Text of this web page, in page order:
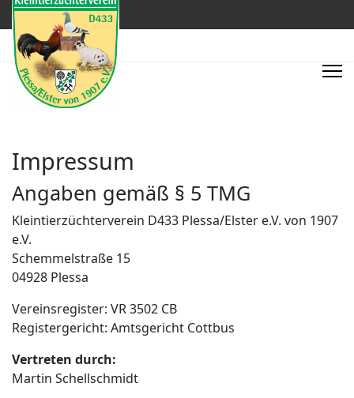
Impressum
Angaben gemäß § 5 TMG
Kleintierzüchterverein D433 Plessa/Elster e.V. von 1907
e.V.
Schemmelstraße 15
04928 Plessa
Vereinsregister: VR 3502 CB
Registergericht: Amtsgericht Cottbus
Vertreten durch:
Martin Schellschmidt